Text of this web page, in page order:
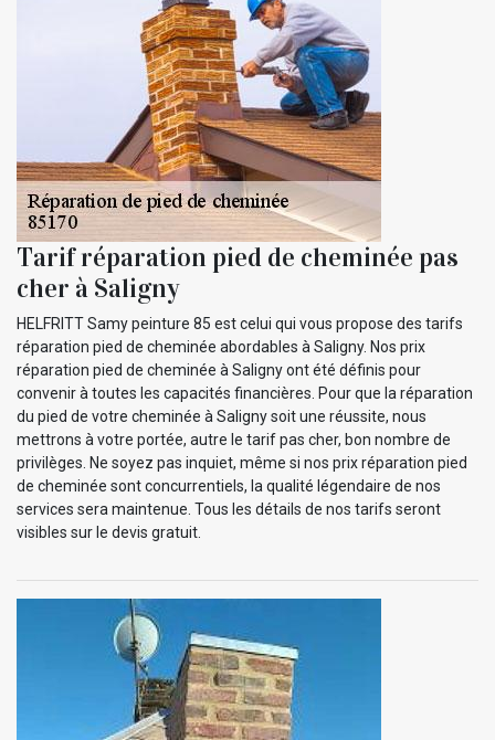
Tarif réparation pied de cheminée pas
cher à Saligny
HELFRITT Samy peinture 85 est celui qui vous propose des tarifs
réparation pied de cheminée abordables à Saligny. Nos prix
réparation pied de cheminée à Saligny ont été définis pour
convenir à toutes les capacités financières. Pour que la réparation
du pied de votre cheminée à Saligny soit une réussite, nous
mettrons à votre portée, autre le tarif pas cher, bon nombre de
privilèges. Ne soyez pas inquiet, même si nos prix réparation pied
de cheminée sont concurrentiels, la qualité légendaire de nos
services sera maintenue. Tous les détails de nos tarifs seront
visibles sur le devis gratuit.